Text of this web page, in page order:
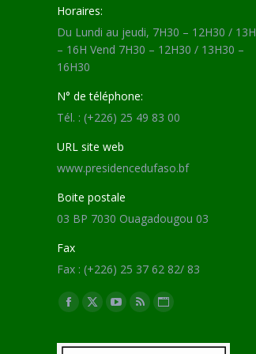
Horaires:
Du Lundi au jeudi, 7H30 – 12H30 / 13H
– 16H Vend 7H30 – 12H30 / 13H30 –
16H30
N° de téléphone:
Tél. : (+226) 25 49 83 00
URL site web
www.presidencedufaso.bf
Boite postale
03 BP 7030 Ouagadougou 03
Fax
Fax : (+226) 25 37 62 82/ 83
Trouvez nous sur :
Facebook
X
YouTube
RSS Site